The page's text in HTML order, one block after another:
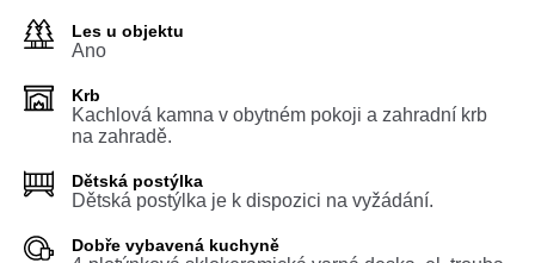
Les u objektu
Ano
Krb
Kachlová kamna v obytném pokoji a zahradní krb
na zahradě.
Dětská postýlka
Dětská postýlka je k dispozici na vyžádání.
Dobře vybavená kuchyně